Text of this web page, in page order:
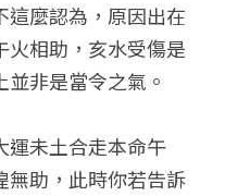
這麼認為，原因出在
火相助，亥水受傷是
非是當令之氣。
運未土合走本命午
無助，此時你若告訴